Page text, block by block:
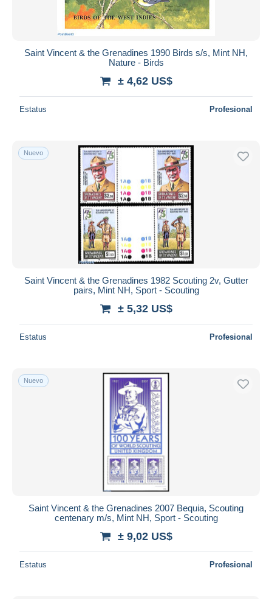
Saint Vincent & the Grenadines 1990 Birds s/s, Mint NH,
Nature - Birds
± 4,62 US$
Estatus Profesional
Nuevo
Saint Vincent & the Grenadines 1982 Scouting 2v, Gutter
pairs, Mint NH, Sport - Scouting
± 5,32 US$
Estatus Profesional
Nuevo
Saint Vincent & the Grenadines 2007 Bequia, Scouting
centenary m/s, Mint NH, Sport - Scouting
± 9,02 US$
Estatus Profesional